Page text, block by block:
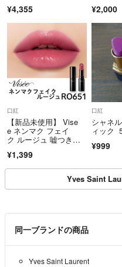
ジュエキゾティック
¥4,355 ¥2,000
口紅
【新品未使用】 Vise
e ネンマク フェイ
ク ルージュ 嘘つきロ
¥1,399
口紅
シャネ
ィック
¥999
Yves Saint
同一ブランドの商品
Yves Saint Laurent